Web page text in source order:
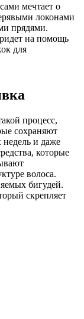
мечтает о
локонами
прядями.
на помощь
для
процесс,
сохраняют
недель и даже
которые
волоса.
бигудей.
скрепляет